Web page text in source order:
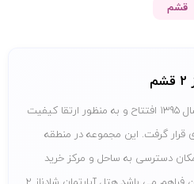
قشم
هتل آپارتمان شادناز 2 قشم در سال 1395 افتتاح و به منظور ارتقا کیفیت
مورد بازسازی قرار گرفت. این مجموعه در منطقه
دسترسی به ساحل و مرکز خرید